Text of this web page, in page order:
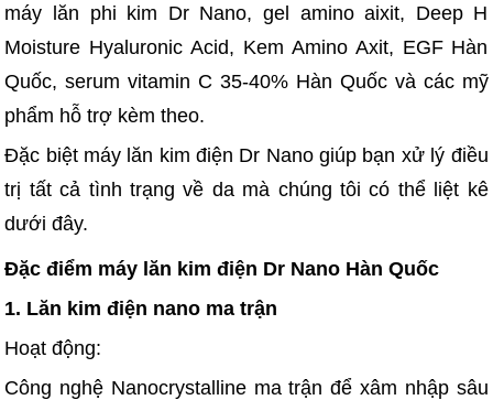
máy lăn phi kim Dr Nano, gel amino aixit, Deep H
Moisture Hyaluronic Acid, Kem Amino Axit, EGF Hàn
Quốc, serum vitamin C 35-40% Hàn Quốc và các mỹ
phẩm hỗ trợ kèm theo.
Đặc biệt máy lăn kim điện Dr Nano giúp bạn xử lý điều
trị tất cả tình trạng về da mà chúng tôi có thể liệt kê
dưới đây.
Đặc điểm máy lăn kim điện Dr Nano Hàn Quốc
1. Lăn kim điện nano ma trận
Hoạt động:
Công nghệ Nanocrystalline ma trận để xâm nhập sâu